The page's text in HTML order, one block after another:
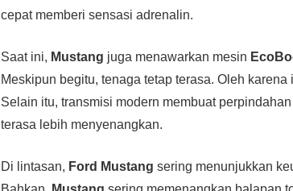
cepat memberi sensasi adrenalin.
Saat ini, Mustang juga menawarkan mesin
Meskipun begitu, tenaga tetap terasa. Oleh
Selain itu, transmisi modern membuat
terasa lebih menyenangkan.
Di lintasan, Ford Mustang sering menunjukkan